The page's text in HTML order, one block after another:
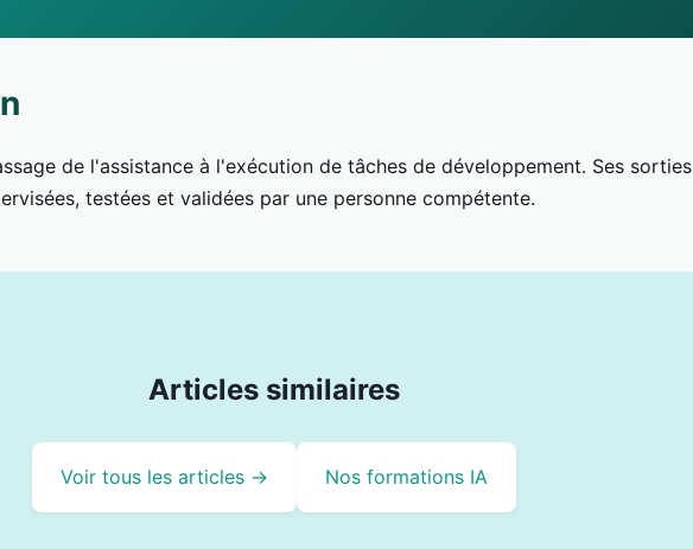
de l'assistance à l'exécution de tâches de développement. Ses sorties
testées et validées par une personne compétente.
Articles similaires
Voir tous les articles → Nos formations IA